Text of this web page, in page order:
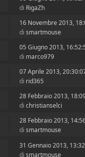
di RigaZh
16 Novembre 2013,
di smartmouse
05 Giugno 2013,
di marco979
07 Aprile 2013,
di rid365
28 Febbraio 2013,
di christianselci
28 Febbraio 2013,
di smartmouse
31 Gennaio 2013,
di smartmouse